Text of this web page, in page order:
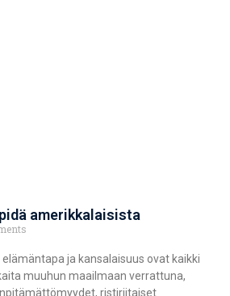
amerikkalaisista
elämäntapa ja kansalaisuus ovat kaikki
muuhun maailmaan verrattuna,
ristiriitaiset